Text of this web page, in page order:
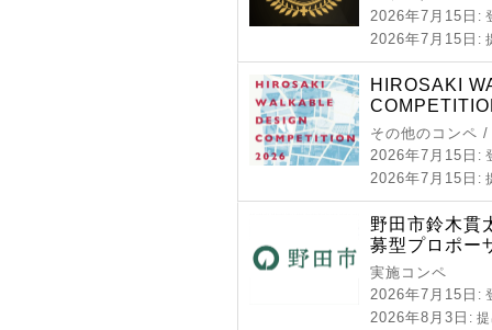
2026年7月15日 :
2026年7月15日 :
HIROSAKI
その他のコンペ
2026年7月15日 :
2026年7月15日 :
野田市鈴木貫
募型プロポー
実施コンペ
2026年7月15日 :
2026年8月3日 :